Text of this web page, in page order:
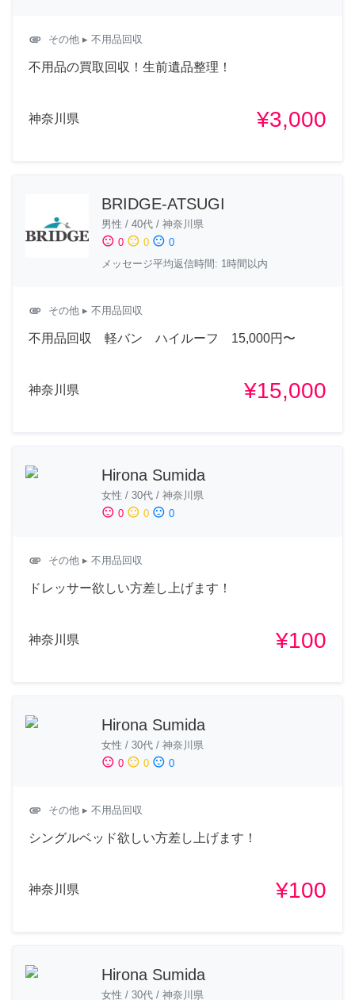
attachment その他 ▸ 不用品回収
不用品の買取回収！生前遺品整理！
神奈川県 ¥3,000
BRIDGE-ATSUGI
男性 / 40代 / 神奈川県
sentiment_satisfied 0 sentiment_neutral 0 sentiment_dissatisfied 0
メッセージ平均返信時間: 1時間以内
attachment その他 ▸ 不用品回収
不用品回収 軽バン ハイルーフ 15,000円〜
神奈川県 ¥15,000
Hirona Sumida
女性 / 30代 / 神奈川県
sentiment_satisfied 0 sentiment_neutral 0 sentiment_dissatisfied 0
attachment その他 ▸ 不用品回収
ドレッサー欲しい方差し上げます！
神奈川県 ¥100
Hirona Sumida
女性 / 30代 / 神奈川県
sentiment_satisfied 0 sentiment_neutral 0 sentiment_dissatisfied 0
attachment その他 ▸ 不用品回収
シングルベッド欲しい方差し上げます！
神奈川県 ¥100
Hirona Sumida
女性 / 30代 / 神奈川県